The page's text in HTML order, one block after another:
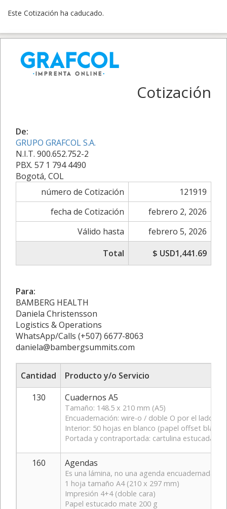
Este Cotización ha caducado.
Cotización
De:
GRUPO GRAFCOL S.A.
N.I.T. 900.652.752-2
PBX. 57 1 794 4490
Bogotá, COL
número de Cotización
121919
fecha de Cotización
febrero 2, 2026
Válido hasta
febrero 5, 2026
Total
$ USD1,441.69
Para:
BAMBERG HEALTH
Daniela Christensson
Logistics & Operations
WhatsApp/Calls (+507) 6677-8063
daniela@bambergsummits.com
Cantidad
Producto y/o Servicio
130
Cuadernos A5
Tamaño: 148.5 x 210 mm (A5)
Encuadernación: wire-o / doble O por el lado
Interior: 50 hojas en blanco (papel offset
Portada y contraportada: cartulina estucada
160 Agendas
Es una lámina, no una agenda encuadernada
1 hoja tamaño A4 (210 x 297 mm)
Impresión 4+4 (doble cara)
Papel estucado mate 200 g